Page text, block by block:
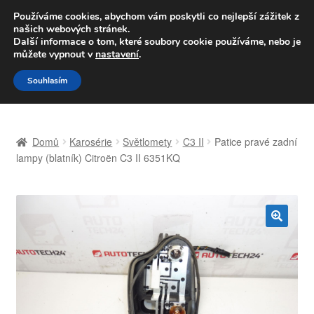
DOPRAVA od 139,-Kč
Volejte po-pá 9-16 704 494 494
Přeskočit
na
navigaci
Přejít
k
obsahu
Celosvětová doprava
Domů Karosérie Světlomety C3 II
Patice pravé zadní
lampy (blatník) Citroën C3 II 6351KQ
Používáme cookies, abychom vám poskytli co nejlepší zážitek z
našich webových stránek.
Další informace o tom, které soubory cookie používáme, nebo je
můžete vypnout v nastavení.
Souhlasím